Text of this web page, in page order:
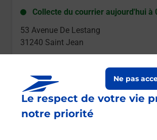
Le respect de votre vie
notre priorité
Ne pas
Collecte du courrier aujourd'hui à
53 Avenue De Lestang
31240 Saint Jean
Boîte aux lettres La Poste
Le lien s'ouvre dans un nouvel onglet